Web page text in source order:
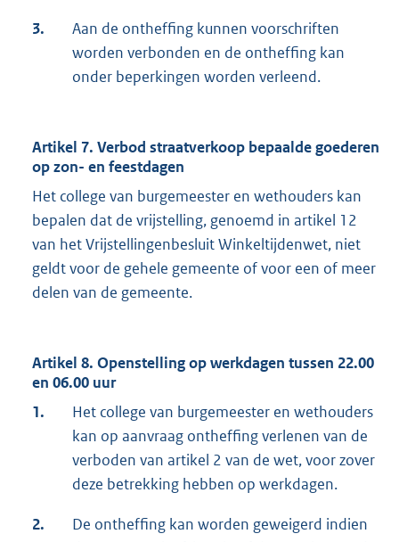
3.
Aan de ontheffing kunnen voorschriften
worden verbonden en de ontheffing kan
onder beperkingen worden verleend.
Artikel 7. Verbod straatverkoop bepaalde goederen
op zon- en feestdagen
Het college van burgemeester en wethouders kan
bepalen dat de vrijstelling, genoemd in artikel 12
van het Vrijstellingenbesluit Winkeltijdenwet, niet
geldt voor de gehele gemeente of voor een of meer
delen van de gemeente.
Artikel 8. Openstelling op werkdagen tussen 22.00
en 06.00 uur
1.
Het college van burgemeester en wethouders
kan op aanvraag ontheffing verlenen van de
verboden van artikel 2 van de wet, voor zover
deze betrekking hebben op werkdagen.
2.
De ontheffing kan worden geweigerd indien